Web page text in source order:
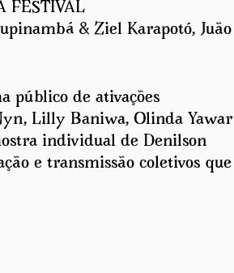
FESTIVAL
& Ziel Karapotó, Juão
público de ativações
Lilly Baniwa, Olinda Yawar
individual de Denilson
e transmissão coletivos que